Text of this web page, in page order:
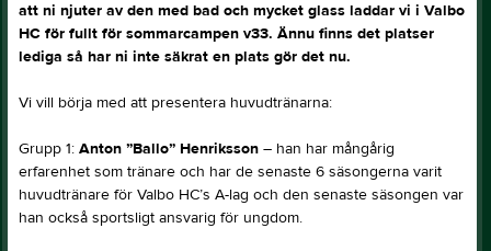
att ni njuter av den med bad och mycket glass laddar vi i Valbo
HC för fullt för sommarcampen v33. Ännu finns det platser
lediga så har ni inte säkrat en plats gör det nu.
Vi vill börja med att presentera huvudtränarna:
Grupp 1: Anton ”Ballo” Henriksson – han har mångårig
erfarenhet som tränare och har de senaste 6 säsongerna varit
huvudtränare för Valbo HC’s A-lag och den senaste säsongen var
han också sportsligt ansvarig för ungdom.